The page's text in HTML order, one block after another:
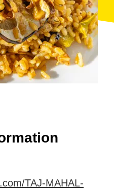
TAJ-MAHAL-